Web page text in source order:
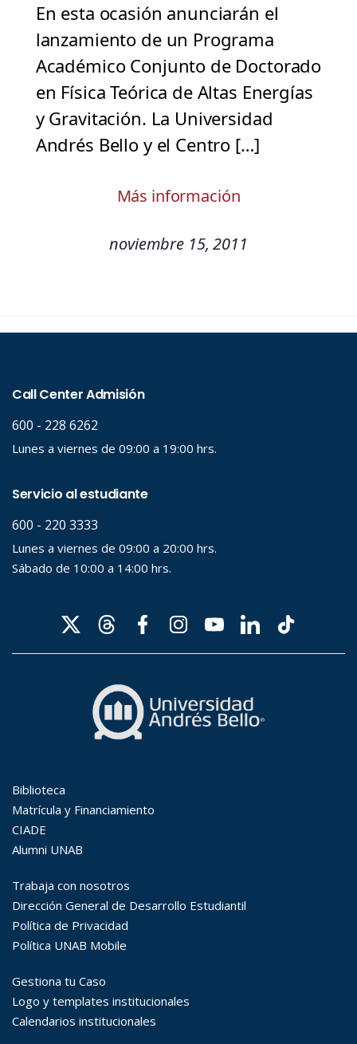
En esta ocasión anunciarán el
lanzamiento de un Programa
Académico Conjunto de Doctorado
en Física Teórica de Altas Energías
y Gravitación. La Universidad
Andrés Bello y el Centro […]
Más información
noviembre 15, 2011